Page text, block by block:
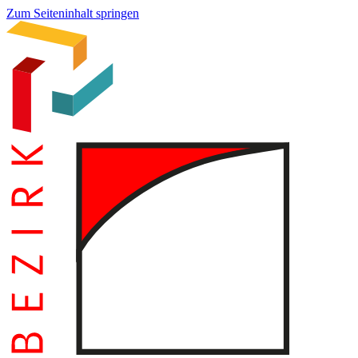
Zum Seiteninhalt springen